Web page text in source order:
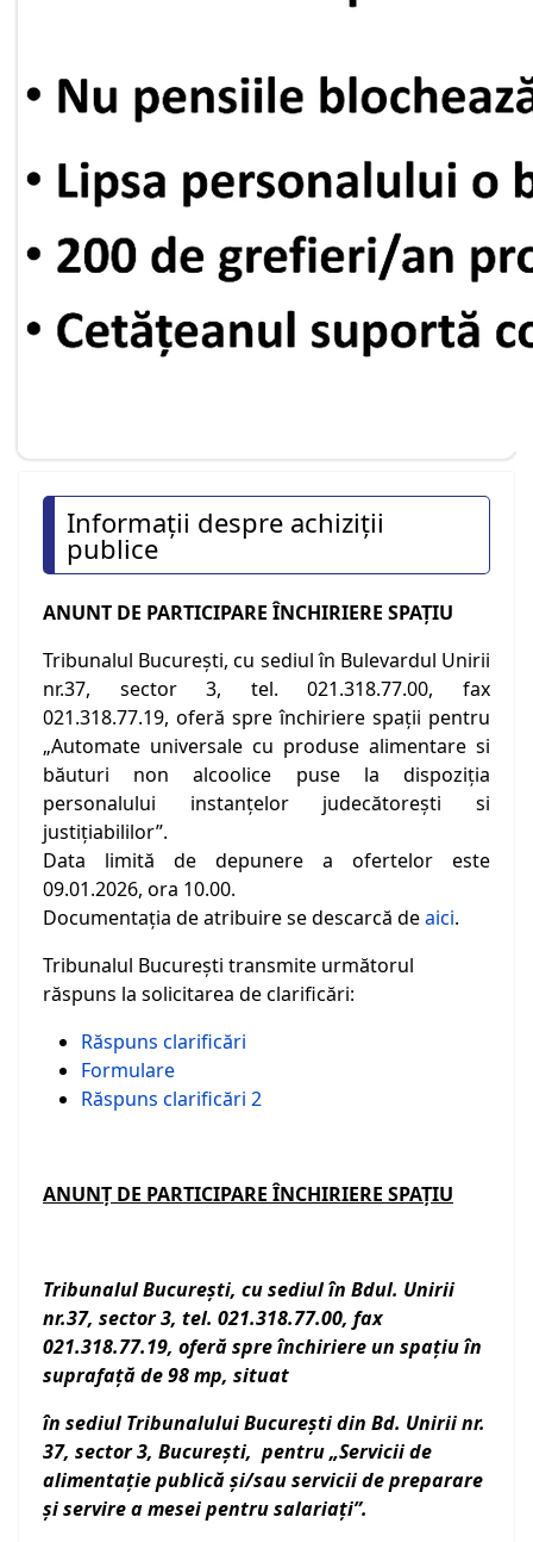
Informaţii despre achiziţii
publice
ANUNT DE PARTICIPARE ÎNCHIRIERE SPAŢIU
Tribunalul București, cu sediul în Bulevardul Unirii
nr.37, sector 3, tel. 021.318.77.00, fax
021.318.77.19, oferă spre închiriere spații pentru
„Automate universale cu produse alimentare si
băuturi non alcoolice puse la dispoziția
personalului instanțelor judecătorești si
justițiabililor”.
Data limită de depunere a ofertelor este
09.01.2026, ora 10.00.
Documentația de atribuire se descarcă deaici.
Tribunalul Bucureşti transmite următorul
răspuns la solicitarea de clarificări:
Răspuns clarificări
Formulare
Răspuns clarificări 2
ANUNŢ DE PARTICIPARE ÎNCHIRIERE SPAŢIU
Tribunalul Bucureşti, cu sediul în Bdul. Unirii
nr.37, sector 3, tel. 021.318.77.00, fax
021.318.77.19, oferă spre închiriere un spaţiu în
suprafaţă de 98 mp, situat
în sediul Tribunalului București din Bd. Unirii nr.
37, sector 3, București, pentru „Servicii de
alimentație publică și/sau servicii de preparare
și servire a mesei pentru salariați”.